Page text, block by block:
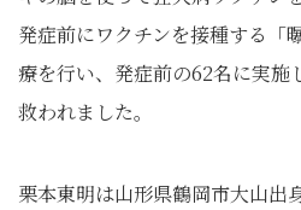
発症前にワクチンを接種する「
療を行い、発症前の62名に実施
救われました。
栗本東明は山形県鶴岡市大山出